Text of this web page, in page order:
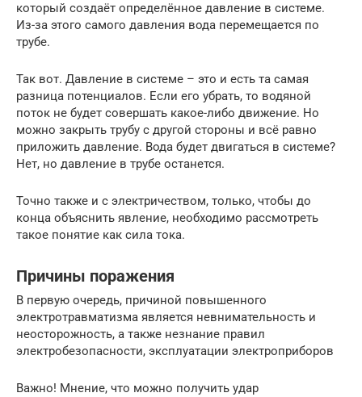
который создаёт определённое давление в системе.
Из-за этого самого давления вода перемещается по
трубе.
Так вот. Давление в системе – это и есть та самая
разница потенциалов. Если его убрать, то водяной
поток не будет совершать какое-либо движение. Но
можно закрыть трубу с другой стороны и всё равно
приложить давление. Вода будет двигаться в системе?
Нет, но давление в трубе останется.
Точно также и с электричеством, только, чтобы до
конца объяснить явление, необходимо рассмотреть
такое понятие как сила тока.
Причины поражения
В первую очередь, причиной повышенного
электротравматизма является невнимательность и
неосторожность, а также незнание правил
электробезопасности, эксплуатации электроприборов
Важно! Мнение, что можно получить удар